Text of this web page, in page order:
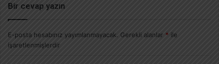
Bir cevap yazın
E-posta hesabınız yayımlanmayacak. Gerekli alanlar * ile
işaretlenmişlerdir